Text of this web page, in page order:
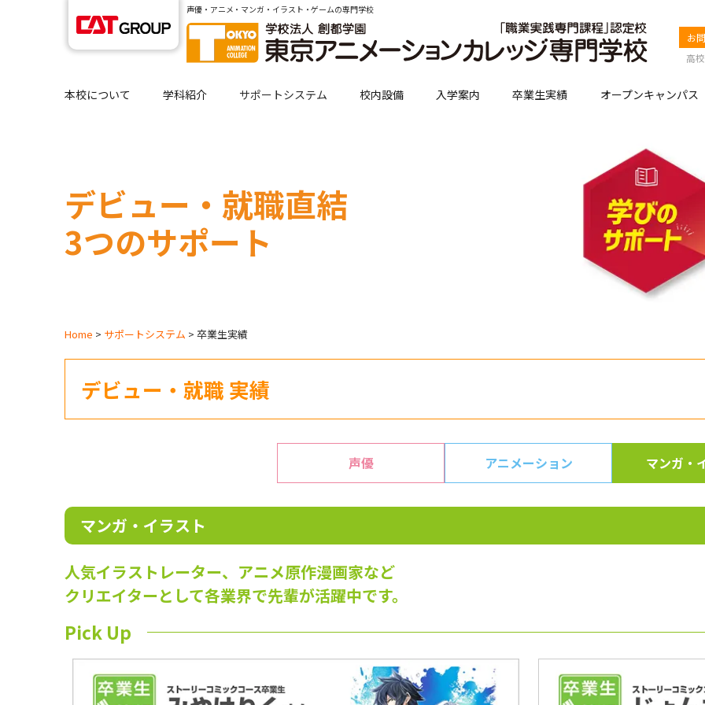
声優・アニメ・マンガ・イラスト・ゲームの専門学校
お
高
本校について 学科紹介 サポートシステム 校内設備 入学案内 卒業生実績 オープンキャンパス
デビュー・就職直結
3つのサポート
Home > サポートシステム > 卒業生実績
デビュー・就職 実績
声優 アニメーション マンガ・
マンガ・イラスト
人気イラストレーター、アニメ原作漫画家など
クリエイターとして各業界で先輩が活躍中です。
Pick Up